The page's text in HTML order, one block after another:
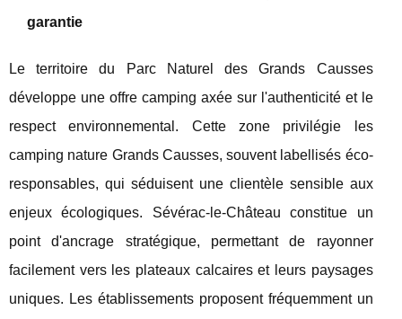
garantie
Le territoire du Parc Naturel des Grands Causses
développe une offre camping axée sur l'authenticité et le
respect environnemental. Cette zone privilégie les
camping nature Grands Causses, souvent labellisés éco-
responsables, qui séduisent une clientèle sensible aux
enjeux écologiques. Sévérac-le-Château constitue un
point d'ancrage stratégique, permettant de rayonner
facilement vers les plateaux calcaires et leurs paysages
uniques. Les établissements proposent fréquemment un